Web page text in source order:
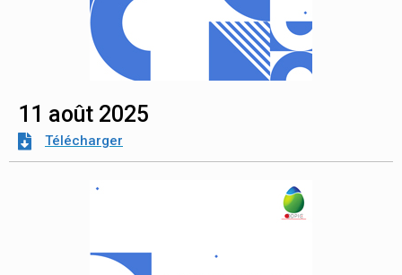
11 août 2025
Télécharger